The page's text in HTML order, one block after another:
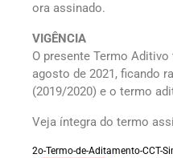
ora assinado.
VIGÊNCIA
O presente Termo
agosto de 2021, ficando
(2019/2020) e o termo
Veja íntegra do termo
2o-Termo-de-Aditamento-CCT-